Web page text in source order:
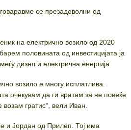
се презадоволни од
на електрично возило од 2020
половината од инвестицијата ја
дизел и електрична енергија.
возило е многу исплатлива.
очекувам да ги вратам за не повеќе
гратис“, вели Иван.
и Јордан од Прилеп. Тој има